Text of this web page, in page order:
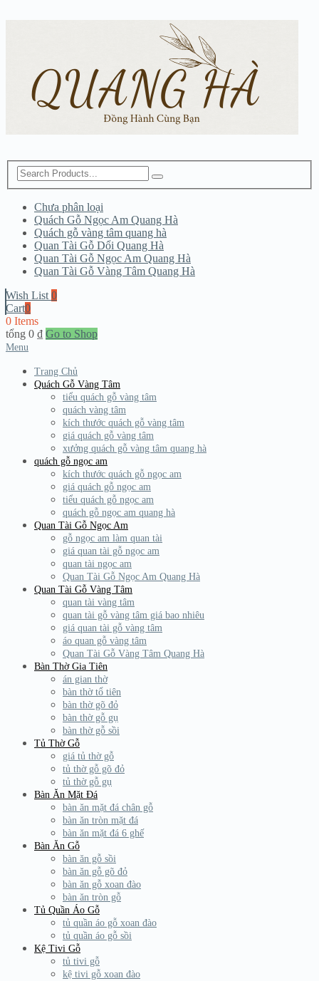
Chưa phân loại
Quách Gỗ Ngọc Am Quang Hà
Quách gỗ vàng tâm quang hà
Quan Tài Gỗ Dổi Quang Hà
Quan Tài Gỗ Ngọc Am Quang Hà
Quan Tài Gỗ Vàng Tâm Quang Hà
Wish List 0
Cart0
0 Items
tổng 0 ₫ Go to Shop
Menu
Trang Chủ
Quách Gỗ Vàng Tâm
tiểu quách gỗ vàng tâm
quách vàng tâm
kích thước quách gỗ vàng tâm
giá quách gỗ vàng tâm
xưởng quách gỗ vàng tâm quang hà
quách gỗ ngọc am
kích thước quách gỗ ngọc am
giá quách gỗ ngọc am
tiểu quách gỗ ngọc am
quách gỗ ngọc am quang hà
Quan Tài Gỗ Ngọc Am
gỗ ngọc am làm quan tài
giá quan tài gỗ ngọc am
quan tài ngọc am
Quan Tài Gỗ Ngọc Am Quang Hà
Quan Tài Gỗ Vàng Tâm
quan tài vàng tâm
quan tài gỗ vàng tâm giá bao nhiêu
giá quan tài gỗ vàng tâm
áo quan gỗ vàng tâm
Quan Tài Gỗ Vàng Tâm Quang Hà
Bàn Thờ Gia Tiên
án gian thờ
bàn thờ tổ tiên
bàn thờ gõ đỏ
bàn thờ gỗ gụ
bàn thờ gỗ sồi
Tủ Thờ Gỗ
giá tủ thờ gỗ
tủ thờ gỗ gõ đỏ
tủ thờ gỗ gụ
Bàn Ăn Mặt Đá
bàn ăn mặt đá chân gỗ
bàn ăn tròn mặt đá
bàn ăn mặt đá 6 ghế
Bàn Ăn Gỗ
bàn ăn gỗ sồi
bàn ăn gỗ gõ đỏ
bàn ăn gỗ xoan đào
bàn ăn tròn gỗ
Tủ Quần Áo Gỗ
tủ quần áo gỗ xoan đào
tủ quần áo gỗ sồi
Kệ Tivi Gỗ
tủ tivi gỗ
kệ tivi gỗ xoan đào